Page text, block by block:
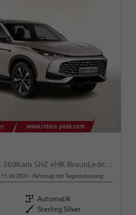
11.09.2026 Fahrzeug mit Tageszulassung
Getriebe Automatik
Außenfarbe
Sterling Silver